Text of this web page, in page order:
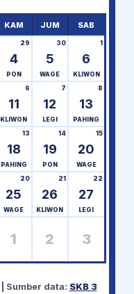
KAM JUM SAB
4
29
PON
5
30
WAGE
6
1
KLIWON
11
6
KLIWON
12
7
LEGI
13
8
PAHING
18
13
PAHING
19
14
PON
20
15
WAGE
25
20
WAGE
26
21
KLIWON
27
22
LEGI
1 2 3
| Sumber data: SKB 3